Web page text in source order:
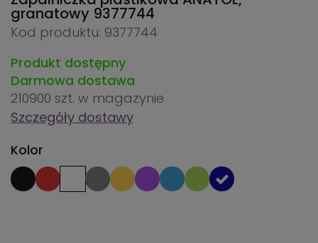
granatowy 9377744
Kod produktu: 9377744
Produkt dostępny
Darmowa dostawa
210900 szt. w magazynie
Szczegóły dostawy
Kolor